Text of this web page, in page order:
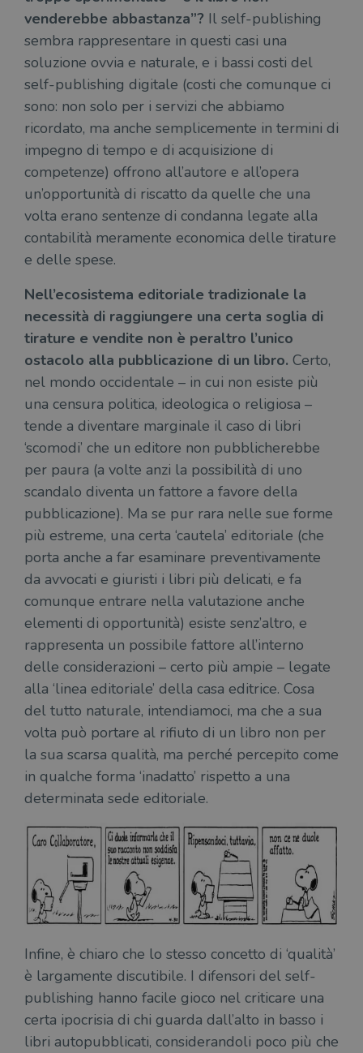
venderebbe abbastanza”? Il self-publishing
sembra rappresentare in questi casi una
soluzione ovvia e naturale, e i bassi costi del
self-publishing digitale (costi che comunque ci
sono: non solo per i servizi che abbiamo
ricordato, ma anche semplicemente in termini di
impegno di tempo e di acquisizione di
competenze) offrono all’autore e all’opera
un’opportunità di riscatto da quelle che una
volta erano sentenze di condanna legate alla
contabilità meramente economica delle tirature
e delle spese.
Nell’ecosistema editoriale tradizionale la
necessità di raggiungere una certa soglia di
tirature e vendite non è peraltro l’unico
ostacolo alla pubblicazione di un libro. Certo,
nel mondo occidentale – in cui non esiste più
una censura politica, ideologica o religiosa –
tende a diventare marginale il caso di libri
‘scomodi’ che un editore non pubblicherebbe
per paura (a volte anzi la possibilità di uno
scandalo diventa un fattore a favore della
pubblicazione). Ma se pur rara nelle sue forme
più estreme, una certa ‘cautela’ editoriale (che
porta anche a far esaminare preventivamente
da avvocati e giuristi i libri più delicati, e fa
comunque entrare nella valutazione anche
elementi di opportunità) esiste senz’altro, e
rappresenta un possibile fattore all’interno
delle considerazioni – certo più ampie – legate
alla ‘linea editoriale’ della casa editrice. Cosa
del tutto naturale, intendiamoci, ma che a sua
volta può portare al rifiuto di un libro non per
la sua scarsa qualità, ma perché percepito come
in qualche forma ‘inadatto’ rispetto a una
determinata sede editoriale.
Infine, è chiaro che lo stesso concetto di ‘qualità’
è largamente discutibile. I difensori del self-
publishing hanno facile gioco nel criticare una
certa ipocrisia di chi guarda dall’alto in basso i
libri autopubblicati, considerandoli poco più che